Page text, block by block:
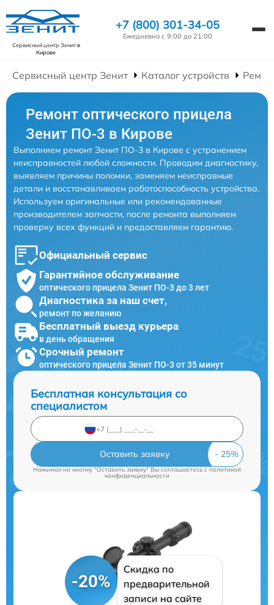
Сервисный центр Зенитв
Кирове
+7 (800) 301-34-05
Ежедневно с 9:00 до 21:00
Сервисный центр Зенит Каталог устройств
Ремонт оптического прицела
Зенит ПО-3 в Кирове
Выполняем ремонт Зенит ПО-3 в Кирове с устранением
неисправностей любой сложности. Проводим диагностику,
выявляем причины поломки, заменяем неисправные
детали и восстанавливаем работоспособность устройства.
Используем оригинальные или рекомендованные
производителем запчасти, после ремонта выполняем
проверку всех функций и предоставляем гарантию.
Официальный сервис
Гарантийное обслуживание
оптического прицела Зенит ПО-3 до 3 лет
Диагностика за наш счет,
ремонт по желанию
Бесплатный выезд курьера
в день обращения
Срочный ремонт
оптического прицела Зенит ПО-3 от 35 минут
Бесплатная консультация со
специалистом
Оставить заявку
Нажимая на кнопку "Оставить заявку" Вы соглашаетесь cполитикой
конфиденциальности
-20%
Скидка по
предварительной
записи на сайте